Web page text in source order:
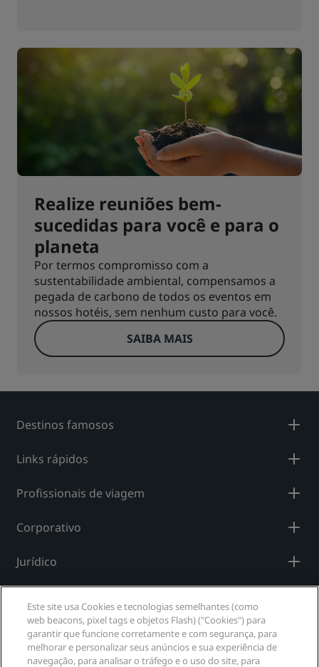
Realize reuniões bem-
sucedidas para você e para o
planeta
Por termos compromisso com a
sustentabilidade ambiental, compensamos a
pegada de carbono de todos os eventos em
nossos hotéis, sem nenhum custo para você.
SAIBA MAIS
Destinos famosos
Links rápidos
Profissionais de viagem
Corporativo
Jurídico
Mídia social
Este site usa Cookies e tecnologias semelhantes (como
web beacons, pixel tags e objetos Flash) ("Cookies") para
garantir que funcione corretamente e com segurança, para
melhorar e personalizar seus anúncios e sua experiência de
navegação, para analisar o tráfego e o uso do site, para